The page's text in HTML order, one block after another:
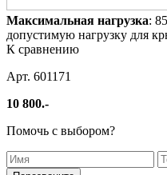
Максимальная нагрузка:
допустимую нагрузку для
К сравнению
Арт. 601171
10 800.-
Помочь с выбором?